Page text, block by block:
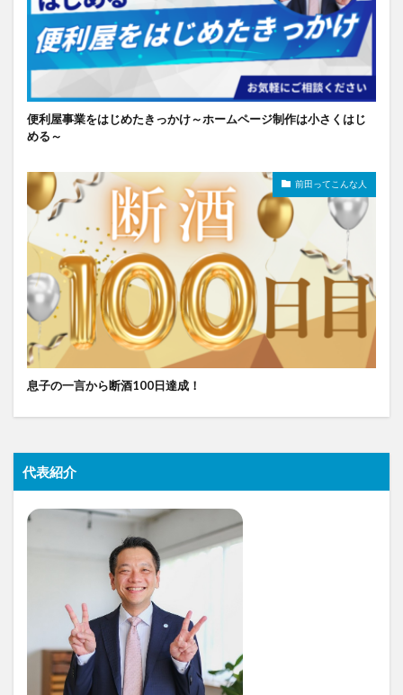
便利屋事業をはじめたきっかけ～ホームページ制作は小さくはじ
める～
前田ってこんな人
息子の一言から断酒100日達成！
代表紹介